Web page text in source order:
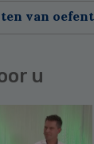
van
u